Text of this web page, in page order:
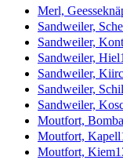
Merl,
Sandweiler,
Sandweiler,
Sandweiler, Hiel
Sandweiler,
Sandweiler,
Sandweiler,
Moutfort,
Moutfort, Kapell
Moutfort, Kiem